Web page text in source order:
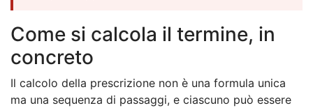
Come si calcola il termine, in
concreto
Il calcolo della prescrizione non è una formula unica
ma una sequenza di passaggi, e ciascuno può essere